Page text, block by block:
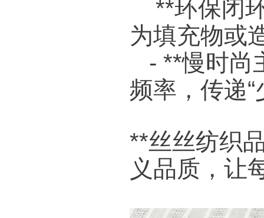
**环保闭
为填充物或
- **慢时尚
频率，传递
**丝丝纺织
义品质，让